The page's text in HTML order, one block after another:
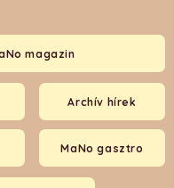
magazin
MaNo gasztro
Archív hírek